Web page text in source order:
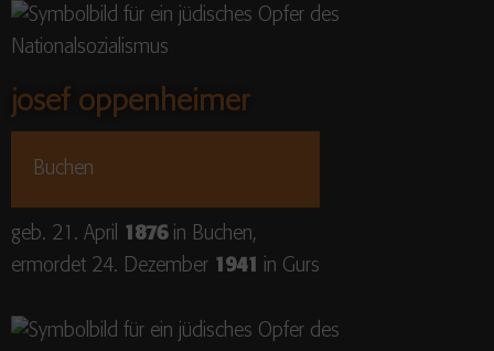
josef oppenheimer
Buchen
geb. 21. April 1876in Buchen,
ermordet 24. Dezember 1941 in Gurs